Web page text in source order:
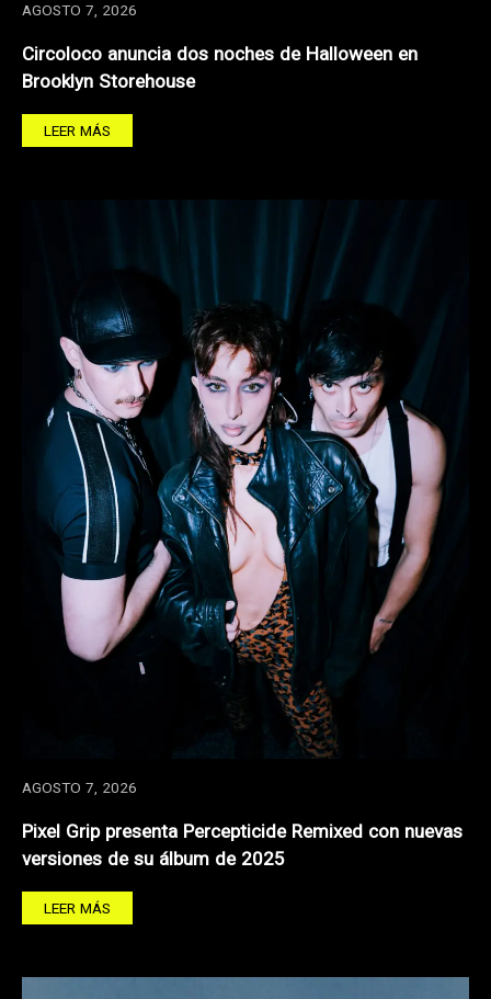
AGOSTO 7, 2026
Circoloco anuncia dos noches de Halloween en
Brooklyn Storehouse
LEER MÁS
AGOSTO 7, 2026
Pixel Grip presenta Percepticide Remixed con nuevas
versiones de su álbum de 2025
LEER MÁS